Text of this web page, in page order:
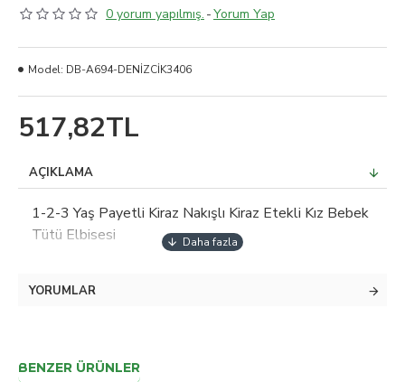
0 yorum yapılmış. -Yorum Yap
517,82TL
Model: DB-A694-DENİZCİK3406
AÇIKLAMA
1-2-3 Yaş Payetli Kiraz Nakışlı Kiraz Etekli Kız Bebek
Tütü Elbisesi
YORUMLAR
BENZER ÜRÜNLER